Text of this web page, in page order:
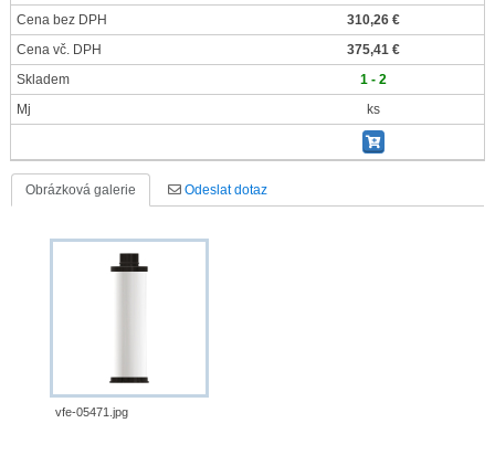
Cena bez DPH
310,26 €
Cena vč. DPH
375,41 €
Skladem
1 - 2
Mj
ks
Obrázková galerie Odeslat dotaz
vfe-05471.jpg